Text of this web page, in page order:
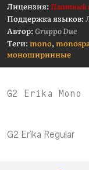
Лицензия:
Поддержка языков:
Автор:Gruppo Due
Теги:mono,
моноширинные